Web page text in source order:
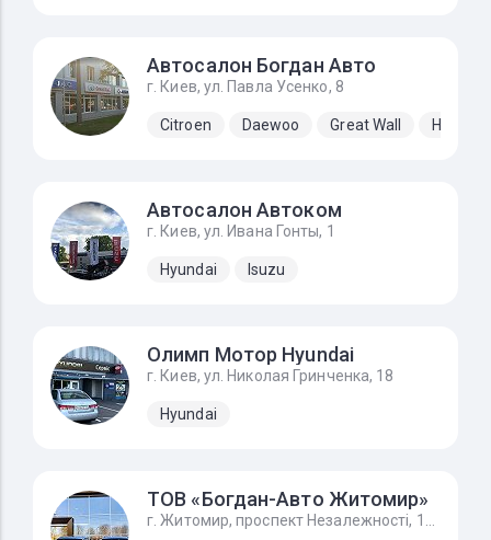
Автосалон Богдан Авто
г. Киев, ул. Павла Усенко, 8
Citroen Daewoo Great Wall Hyundai
Автосалон Автоком
г. Киев, ул. Ивана Гонты, 1
Hyundai Isuzu
Олимп Мотор Hyundai
г. Киев, ул. Николая Гринченка, 18
Hyundai
ТОВ «Богдан-Авто Житомир»